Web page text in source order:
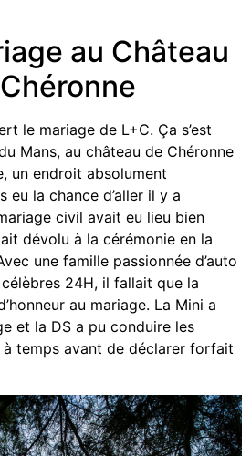
au Château
le mariage de L+C. Ça s’est
Mans, au château de Chéronne
un endroit absolument
eu la chance d’aller il y a
civil avait eu lieu bien
dévolu à la cérémonie en la
une famille passionnée d’auto
24H, il fallait que la
au mariage. La Mini a
et la DS a pu conduire les
temps avant de déclarer forfait